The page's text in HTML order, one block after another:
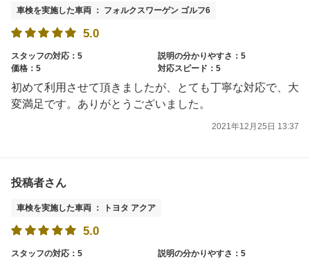
車検を実施した車両 ： フォルクスワーゲン ゴルフ6
5.0
スタッフの対応：5
説明の分かりやすさ：5
価格：5
対応スピード：5
初めて利用させて頂きましたが、とても丁寧な対応で、大
変満足です。ありがとうございました。
2021年12月25日 13:37
投稿者さん
車検を実施した車両 ： トヨタ アクア
5.0
スタッフの対応：5
説明の分かりやすさ：5